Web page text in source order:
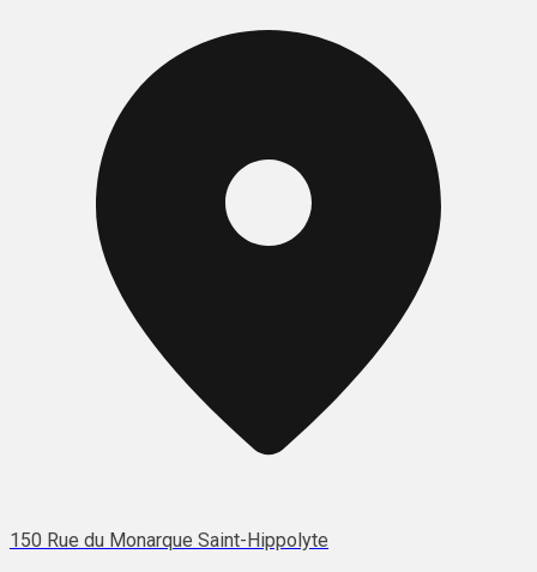
150 Rue du Monarque Saint-Hippolyte